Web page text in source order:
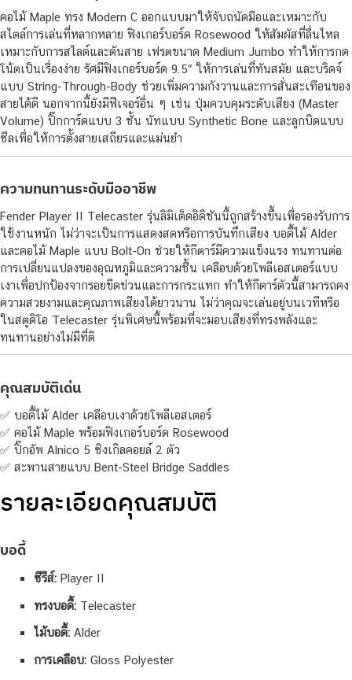
คอไม้ Maple ทรง Modern C ออกแบบมาให้จับถนัดมือและเหมาะกับ
สไตล์การเล่นที่หลากหลาย ฟิงเกอร์บอร์ด Rosewood ให้สัมผัสที่ลื่นไหล
เหมาะกับการสไลด์และดันสาย เฟรตขนาด Medium Jumbo ทำให้การกด
โน้ตเป็นเรื่องง่าย รัศมีฟิงเกอร์บอร์ด 9.5″ ให้การเล่นที่ทันสมัย และบริดจ์
แบบ String-Through-Body ช่วยเพิ่มความกังวานและการสั่นสะเทือนของ
สายได้ดี นอกจากนี้ยังมีฟีเจอร์อื่น ๆ เช่น ปุ่มควบคุมระดับเสียง (Master
Volume) ปิ๊กการ์ดแบบ 3 ชั้น นัทแบบ Synthetic Bone และลูกบิดแบบ
ซีลเพื่อให้การตั้งสายเสถียรและแม่นยำ
ความทนทานระดับมืออาชีพ
Fender Player II Telecaster รุ่นลิมิเต็ดอิดิชันนี้ถูกสร้างขึ้นเพื่อรองรับการ
ใช้งานหนัก ไม่ว่าจะเป็นการแสดงสดหรือการบันทึกเสียง บอดี้ไม้ Alder
และคอไม้ Maple แบบ Bolt-On ช่วยให้กีตาร์มีความแข็งแรง ทนทานต่อ
การเปลี่ยนแปลงของอุณหภูมิและความชื้น เคลือบด้วยโพลีเอสเตอร์แบบ
เงาเพื่อปกป้องจากรอยขีดข่วนและการกระแทก ทำให้กีตาร์ตัวนี้สามารถคง
ความสวยงามและคุณภาพเสียงได้ยาวนาน ไม่ว่าคุณจะเล่นอยู่บนเวทีหรือ
ในสตูดิโอ Telecaster รุ่นพิเศษนี้พร้อมที่จะมอบเสียงที่ทรงพลังและ
ทนทานอย่างไม่มีที่ติ
คุณสมบัติเด่น
✅ บอดี้ไม้ Alder เคลือบเงาด้วยโพลีเอสเตอร์
✅ คอไม้ Maple พร้อมฟิงเกอร์บอร์ด Rosewood
✅ ปิ๊กอัพ Alnico 5 ซิงเกิลคอยล์ 2 ตัว
✅ สะพานสายแบบ Bent-Steel Bridge Saddles
รายละเอียดคุณสมบัติ
บอดี้
ซีรีส์:Player II
ทรงบอดี้:Telecaster
ไม้บอดี้:Alder
การเคลือบ:Gloss Polyester